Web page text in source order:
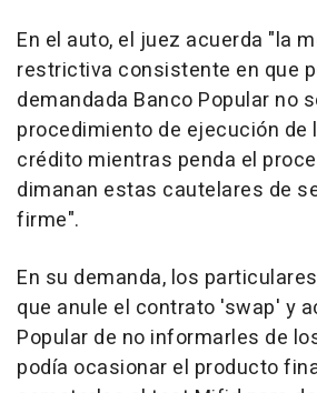
En el auto, el juez acuerda "la
restrictiva consistente en que
demandada Banco Popular no
procedimiento de ejecución de
crédito mientras penda el
dimanan estas cautelares de
firme".
En su demanda, los
que anule el contrato 'swap' y
Popular de no informarles de
podía ocasionar el producto